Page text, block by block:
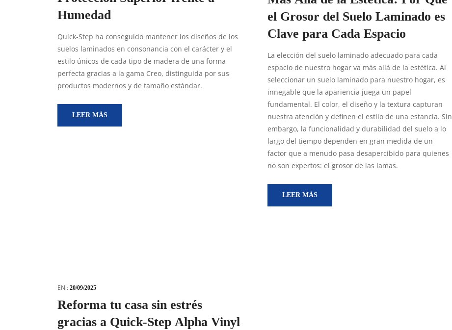
Humedad
Quick-Step ha conseguido mantener los diseños de los
suelos laminados en consonancia con el carácter y el
estilo únicos de cada tipo de madera de una forma
perfecta gracias a la gama Creo, distinguida por sus
productos modernos y de tamaño estándar.
LEER MÁS
EN : 20/09/2025
Reforma tu casa sin estrés
gracias a Quick-Step Alpha Vinyl
el Grosor del Suelo Laminado es
Clave para Cada Espacio
La elección del suelo laminado adecuado para cada
espacio de nuestro hogar va más allá de la estética. Al
seleccionar un suelo laminado para nuestro hogar, es
innegable que la apariencia juega un papel
fundamental. El color, el diseño y la textura capturan
nuestra atención y definen el estilo de una estancia. Sin
embargo, la funcionalidad y durabilidad del suelo a lo
largo del tiempo dependen en gran medida de un
factor que a menudo pasa desapercibido para quienes
no son expertos: el grosor de las lamas.
LEER MÁS